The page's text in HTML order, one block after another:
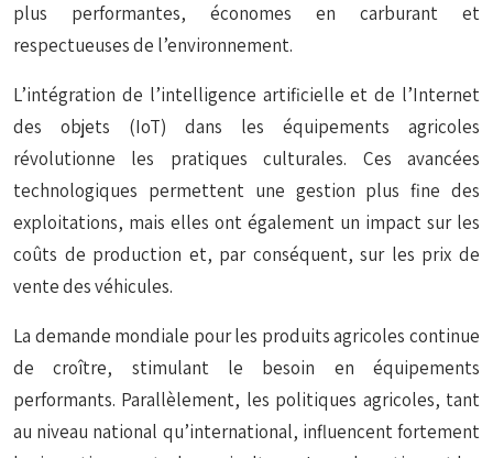
plus performantes, économes en carburant et
respectueuses de l’environnement.
L’intégration de l’intelligence artificielle et de l’Internet
des objets (IoT) dans les équipements agricoles
révolutionne les pratiques culturales. Ces avancées
technologiques permettent une gestion plus fine des
exploitations, mais elles ont également un impact sur les
coûts de production et, par conséquent, sur les prix de
vente des véhicules.
La demande mondiale pour les produits agricoles continue
de croître, stimulant le besoin en équipements
performants. Parallèlement, les politiques agricoles, tant
au niveau national qu’international, influencent fortement